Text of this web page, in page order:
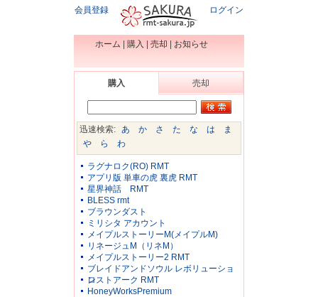
会員登録 ログイン
ホーム 購入 売却 お知らせ
購入 売却
迅速検索: あ か さ た な は
ま
や
ら わ
ラグナロク(RO) RMT
アプリ版 単車の虎 裏虎 RMT
星界神話 RMT
BLESS rmt
ブラウンダスト
ミリシタ アカウント
メイプルストーリーM(メイプルM)
リネージュM（リネM）
メイプルストーリー2 RMT
ブレイドアンドソウル レボリューショ
ン
ロストアーク RMT
HoneyWorksPremium